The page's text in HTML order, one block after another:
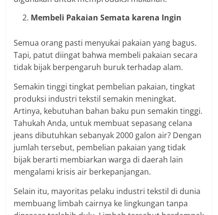
Membeli Pakaian Semata karena Ingin
Semua orang pasti menyukai pakaian yang bagus.
Tapi, patut diingat bahwa membeli pakaian secara
tidak bijak berpengaruh buruk terhadap alam.
Semakin tinggi tingkat pembelian pakaian, tingkat
produksi industri tekstil semakin meningkat.
Artinya, kebutuhan bahan baku pun semakin tinggi.
Tahukah Anda, untuk membuat sepasang celana
jeans dibutuhkan sebanyak 2000 galon air? Dengan
jumlah tersebut, pembelian pakaian yang tidak
bijak berarti membiarkan warga di daerah lain
mengalami krisis air berkepanjangan.
Selain itu, mayoritas pelaku industri tekstil di dunia
membuang limbah cairnya ke lingkungan tanpa